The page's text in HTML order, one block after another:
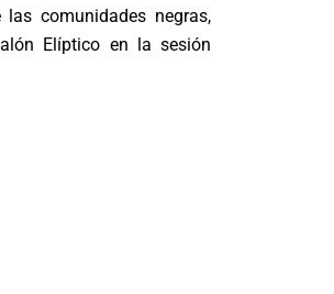
comunidades negras,
Elíptico en la sesión